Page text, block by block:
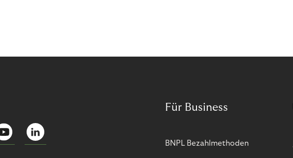
Für Business
BNPL Bezahlmethoden